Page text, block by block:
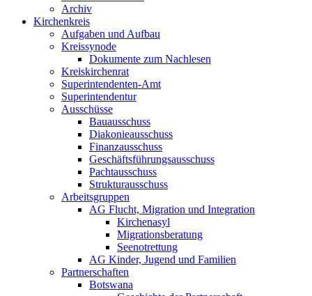
Archiv
Kirchenkreis
Aufgaben und Aufbau
Kreissynode
Dokumente zum Nachlesen
Kreiskirchenrat
Superintendenten-Amt
Superintendentur
Ausschüsse
Bauausschuss
Diakonieausschuss
Finanzausschuss
Geschäftsführungsausschuss
Pachtausschuss
Strukturausschuss
Arbeitsgruppen
AG Flucht, Migration und Integration
Kirchenasyl
Migrationsberatung
Seenotrettung
AG Kinder, Jugend und Familien
Partnerschaften
Botswana